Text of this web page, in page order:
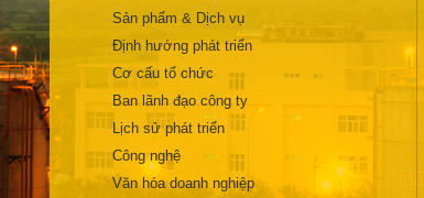
Sản phẩm & Dịch vụ
Định hướng phát triển
Cơ cấu tổ chức
Ban lãnh đạo công ty
Lịch sử phát triển
Công nghệ
Văn hóa doanh nghiệp